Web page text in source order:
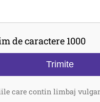
de caractere 1000
Trimite
care contin limbaj